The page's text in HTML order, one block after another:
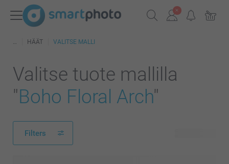
HÄÄT VALITSE MALLI
Valitse tuote mallilla
"Boho Floral Arch"
Filters